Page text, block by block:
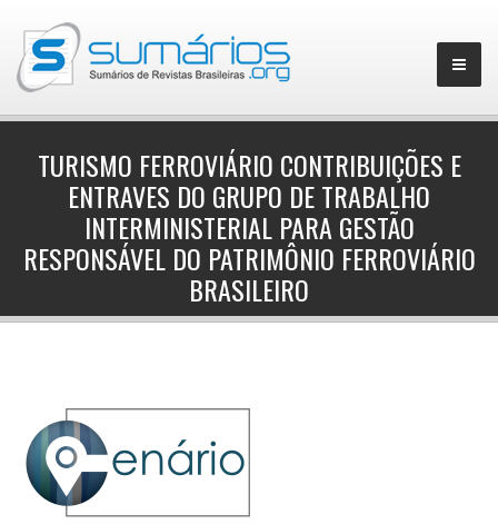
TURISMO FERROVIÁRIO CONTRIBUIÇÕES E
ENTRAVES DO GRUPO DE TRABALHO
INTERMINISTERIAL PARA GESTÃO
RESPONSÁVEL DO PATRIMÔNIO FERROVIÁRIO
BRASILEIRO